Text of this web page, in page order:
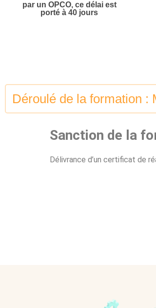
par un OPCO, ce délai est
porté à 40 jours
Déroulé de la formation :
Sanction de la
Délivrance d’un certificat de